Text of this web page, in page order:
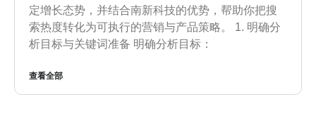
定增长态势，并结合南新科技的优势，帮助你把搜
索热度转化为可执行的营销与产品策略。 1. 明确分
析目标与关键词准备 明确分析目标：
查看全部